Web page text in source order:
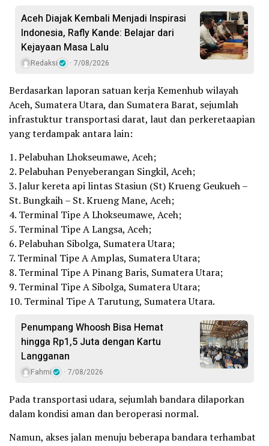
Aceh Diajak Kembali Menjadi Inspirasi
Indonesia, Rafly Kande: Belajar dari
Kejayaan Masa Lalu
Redaksi 7/08/2026
Berdasarkan laporan satuan kerja Kemenhub wilayah
Aceh, Sumatera Utara, dan Sumatera Barat, sejumlah
infrastuktur transportasi darat, laut dan perkeretaapian
yang terdampak antara lain:
1. Pelabuhan Lhokseumawe, Aceh;
2. Pelabuhan Penyeberangan Singkil, Aceh;
3. Jalur kereta api lintas Stasiun (St) Krueng Geukueh –
St. Bungkaih – St. Krueng Mane, Aceh;
4. Terminal Tipe A Lhokseumawe, Aceh;
5. Terminal Tipe A Langsa, Aceh;
6. Pelabuhan Sibolga, Sumatera Utara;
7. Terminal Tipe A Amplas, Sumatera Utara;
8. Terminal Tipe A Pinang Baris, Sumatera Utara;
9. Terminal Tipe A Sibolga, Sumatera Utara;
10. Terminal Tipe A Tarutung, Sumatera Utara.
Penumpang Whoosh Bisa Hemat
hingga Rp1,5 Juta dengan Kartu
Langganan
Fahmi 7/08/2026
Pada transportasi udara, sejumlah bandara dilaporkan
dalam kondisi aman dan beroperasi normal.
Namun, akses jalan menuju beberapa bandara terhambat